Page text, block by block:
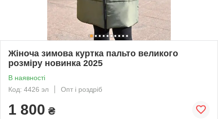
Жіноча зимова куртка пальто великого
розміру новинка 2025
В наявності
Код: 4426 эл
Опт і роздріб
1 800 ₴